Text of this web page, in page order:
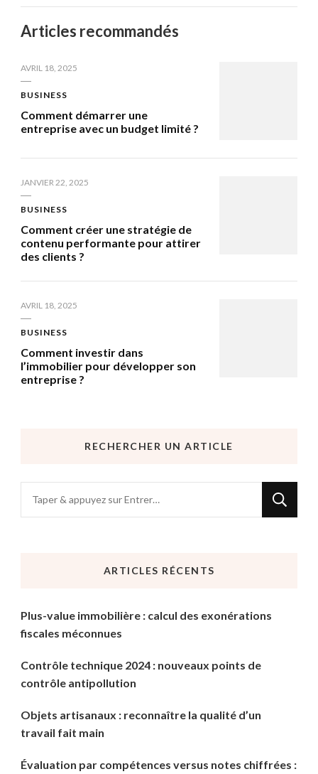
Articles recommandés
AVRIL 18, 2025
BUSINESS
Comment démarrer une
entreprise avec un budget limité ?
JANVIER 22, 2025
BUSINESS
Comment créer une stratégie de
contenu performante pour attirer
des clients ?
AVRIL 18, 2025
BUSINESS
Comment investir dans
l’immobilier pour développer son
entreprise ?
RECHERCHER UN ARTICLE
recherchiez
ARTICLES RÉCENTS
Plus-value immobilière : calcul des exonérations
fiscales méconnues
Contrôle technique 2024 : nouveaux points de
contrôle antipollution
Objets artisanaux : reconnaître la qualité d’un
travail fait main
Évaluation par compétences versus notes chiffrées :